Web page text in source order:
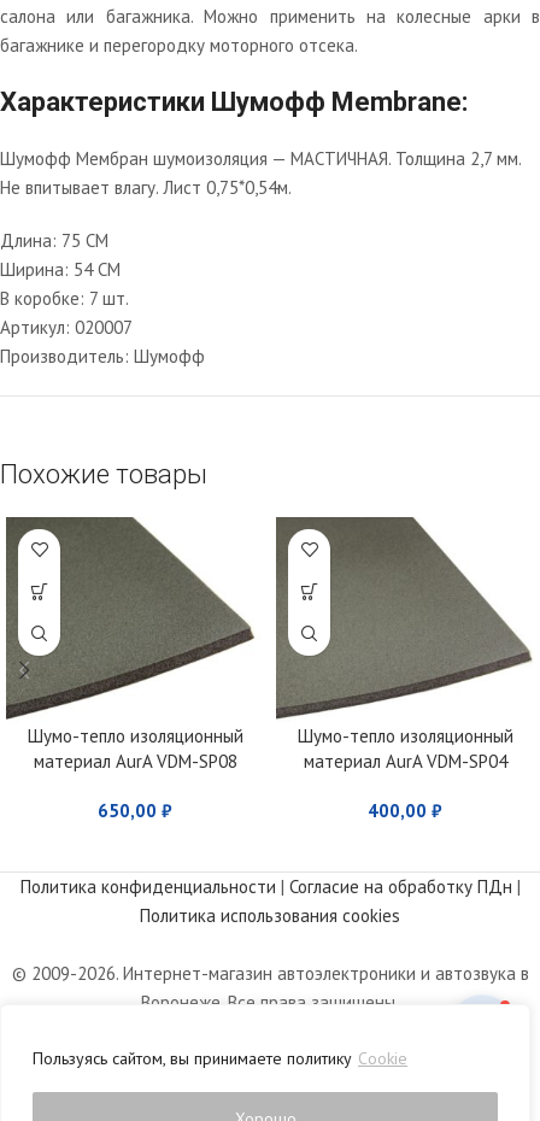
Пользуясь сайтом, вы принимаете политику Cookie
салона или багажника. Можно применить на колесные арки в
багажнике и перегородку моторного отсека.
Характеристики Шумофф Membrane:
Шумофф Мембран шумоизоляция — МАСТИЧНАЯ. Толщина 2,7 мм.
Не впитывает влагу. Лист 0,75*0,54м.
Длина: 75 CM
Ширина: 54 CM
В коробке: 7 шт.
Артикул: 020007
Производитель: Шумофф
Похожие товары
Шумо-тепло изоляционный
материал AurA VDM-SP08
650,00 ₽
Шумо-тепло изоляционный
материал AurA VDM-SP04
400,00 ₽
Политика конфиденциальности | Согласие на обработку ПДн |
Политика использования cookies
© 2009-2026. Интернет-магазин автоэлектроники и автозвука в
Воронеже. Все права защищены.
характер и не является публичной офертой, определяемой
положениями статьи 437 Гражданского кодекса РФ.